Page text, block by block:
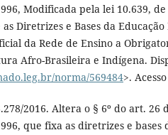
Modificada pela lei 10.639,
as Diretrizes e Bases da
da Rede de Ensino a
Afro-Brasileira e Indígena.
norma/569484>.
2016. Altera o § 6º do art.
que fixa as diretrizes e bases